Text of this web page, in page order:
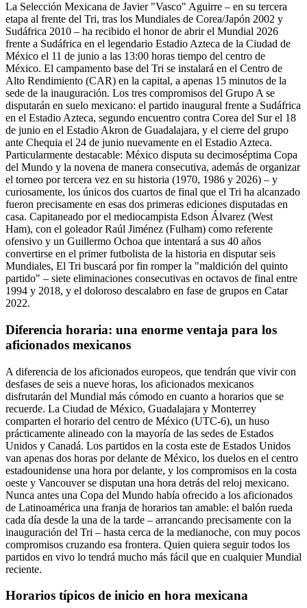
La Selección Mexicana de Javier "Vasco" Aguirre – en su tercera
etapa al frente del Tri, tras los Mundiales de Corea/Japón 2002 y
Sudáfrica 2010 – ha recibido el honor de abrir el Mundial 2026
frente a Sudáfrica en el legendario Estadio Azteca de la Ciudad de
México el 11 de junio a las 13:00 horas tiempo del centro de
México. El campamento base del Tri se instalará en el Centro de
Alto Rendimiento (CAR) en la capital, a apenas 15 minutos de la
sede de la inauguración. Los tres compromisos del Grupo A se
disputarán en suelo mexicano: el partido inaugural frente a Sudáfrica
en el Estadio Azteca, segundo encuentro contra Corea del Sur el 18
de junio en el Estadio Akron de Guadalajara, y el cierre del grupo
ante Chequia el 24 de junio nuevamente en el Estadio Azteca.
Particularmente destacable: México disputa su decimoséptima Copa
del Mundo y la novena de manera consecutiva, además de organizar
el torneo por tercera vez en su historia (1970, 1986 y 2026) – y
curiosamente, los únicos dos cuartos de final que el Tri ha alcanzado
fueron precisamente en esas dos primeras ediciones disputadas en
casa. Capitaneado por el mediocampista Edson Álvarez (West
Ham), con el goleador Raúl Jiménez (Fulham) como referente
ofensivo y un Guillermo Ochoa que intentará a sus 40 años
convertirse en el primer futbolista de la historia en disputar seis
Mundiales, El Tri buscará por fin romper la "maldición del quinto
partido" – siete eliminaciones consecutivas en octavos de final entre
1994 y 2018, y el doloroso descalabro en fase de grupos en Catar
2022.
Diferencia horaria: una enorme ventaja para los
aficionados mexicanos
A diferencia de los aficionados europeos, que tendrán que vivir con
desfases de seis a nueve horas, los aficionados mexicanos
disfrutarán del Mundial más cómodo en cuanto a horarios que se
recuerde. La Ciudad de México, Guadalajara y Monterrey
comparten el horario del centro de México (UTC-6), un huso
prácticamente alineado con la mayoría de las sedes de Estados
Unidos y Canadá. Los partidos en la costa este de Estados Unidos
van apenas dos horas por delante de México, los duelos en el centro
estadounidense una hora por delante, y los compromisos en la costa
oeste y Vancouver se disputan una hora detrás del reloj mexicano.
Nunca antes una Copa del Mundo había ofrecido a los aficionados
de Latinoamérica una franja de horarios tan amable: el balón rueda
cada día desde la una de la tarde – arrancando precisamente con la
inauguración del Tri – hasta cerca de la medianoche, con muy pocos
compromisos cruzando esa frontera. Quien quiera seguir todos los
partidos en vivo lo tendrá mucho más fácil que en cualquier Mundial
reciente.
Horarios típicos de inicio en hora mexicana